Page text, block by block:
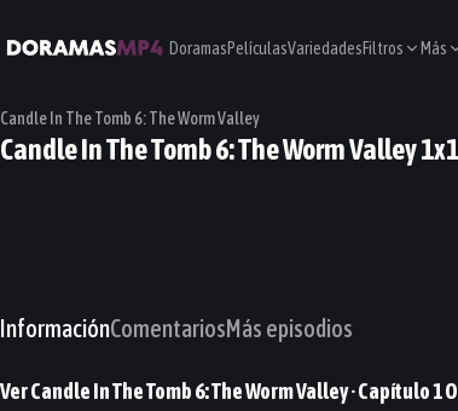
DoramasPelículasVariedadesFiltros Más
Candle In The Tomb 6: The Worm Valley
Candle In The Tomb 6: The Worm Valley 1x1
InformaciónComentariosMás episodios
VerCandle In The Tomb 6: The Worm Valley· Capítulo1